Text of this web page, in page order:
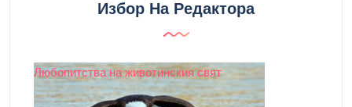
Избор На Редактора
Любопитства на животинския свят